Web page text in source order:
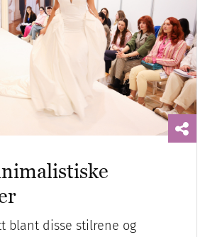
blant disse stilrene og